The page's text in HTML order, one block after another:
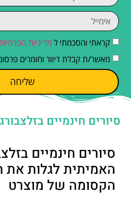
קראתי והסכמתי ל מדיניות
מאשר/ת קבלת דיוור וחומרים
שליחה
סיורים חינמיים בזלצבורג
סיורים חינמיים
האמיתית לגלות את
הקסומה של מוצרט